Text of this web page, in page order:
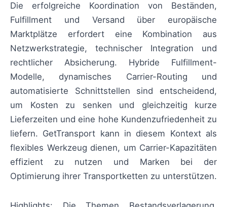
Die erfolgreiche Koordination von Beständen,
Fulfillment und Versand über europäische
Marktplätze erfordert eine Kombination aus
Netzwerkstrategie, technischer Integration und
rechtlicher Absicherung. Hybride Fulfillment-
Modelle, dynamisches Carrier-Routing und
automatisierte Schnittstellen sind entscheidend,
um Kosten zu senken und gleichzeitig kurze
Lieferzeiten und eine hohe Kundenzufriedenheit zu
liefern. GetTransport kann in diesem Kontext als
flexibles Werkzeug dienen, um Carrier-Kapazitäten
effizient zu nutzen und Marken bei der
Optimierung ihrer Transportketten zu unterstützen.